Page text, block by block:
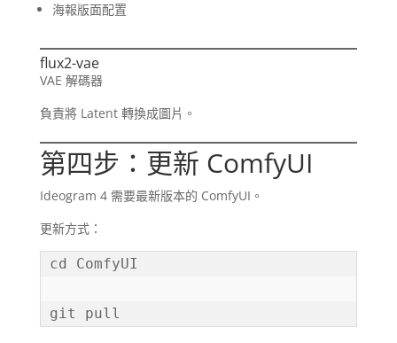
海報版面配置
flux2-vae
VAE 解碼器
負責將 Latent 轉換成圖片。
第四步：更新 ComfyUI
Ideogram 4 需要最新版本的 ComfyUI。
更新方式：
cd ComfyUI
git pull